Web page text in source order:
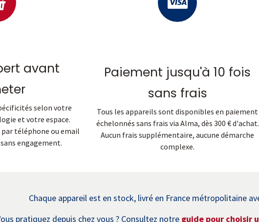
avant
selon votre
et votre espace.
téléphone ou email
engagement.
Paiement jusqu'à 10 fois
sans frais
Tous les appareils sont disponibles en paiement
échelonnés sans frais via Alma, dès 300 € d'achat.
Aucun frais supplémentaire, aucune démarche
complexe.
​Chaque appareil est en stock, livré en France métropolitaine
pratiquez depuis chez vous ? Consultez notre guide pour choisir